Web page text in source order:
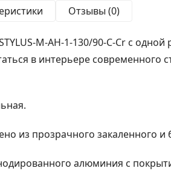
Отзывы (0)
M-AH-1-130/90-C-Cr с
в интерьере современного
из прозрачного закаленного
алюминия с